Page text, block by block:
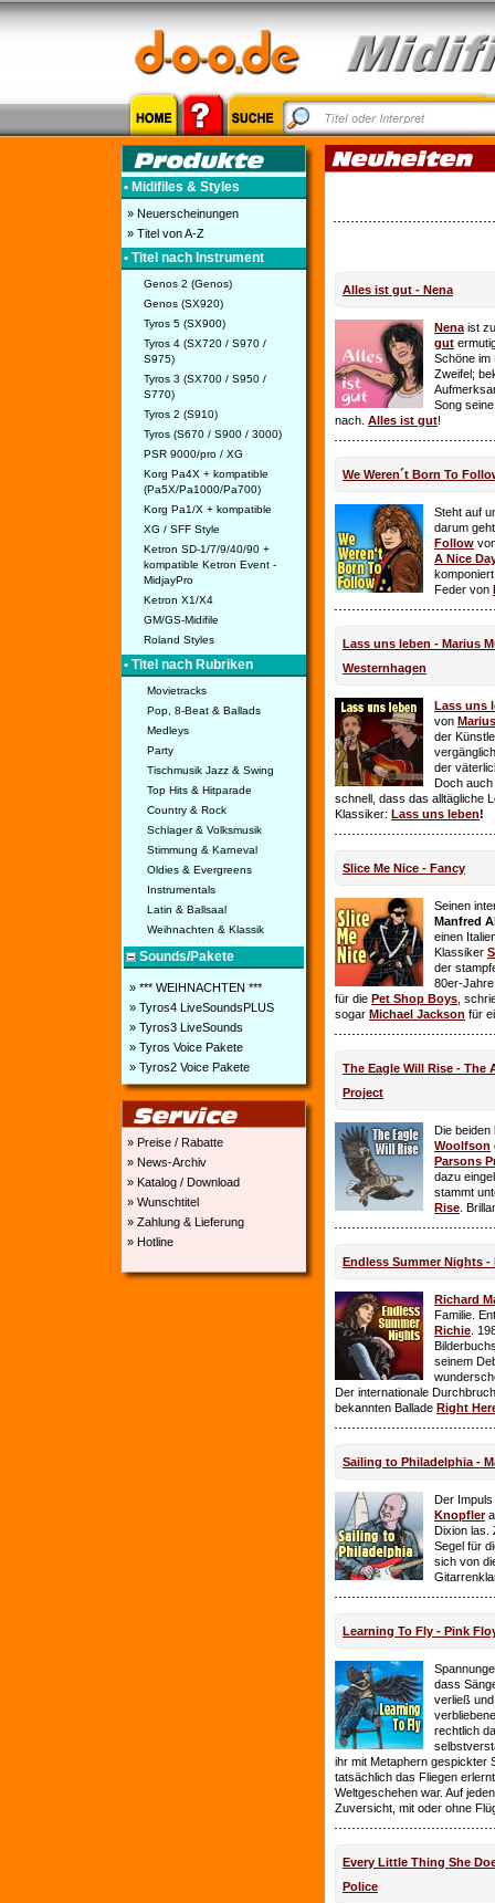
• Midifiles & Styles
» Neuerscheinungen
» Titel von A-Z
• Titel nach Instrument
Genos 2 (Genos)
Genos (SX920)
Tyros 5 (SX900)
Tyros 4 (SX720 / S970 /
S975)
Tyros 3 (SX700 / S950 /
S770)
Tyros 2 (S910)
Tyros (S670 / S900 / 3000)
PSR 9000/pro / XG
Korg Pa4X + kompatible
(Pa5X/Pa1000/Pa700)
Korg Pa1/X + kompatible
XG / SFF Style
Ketron SD-1/7/9/40/90 +
kompatible Ketron Event -
MidjayPro
Ketron X1/X4
GM/GS-Midifile
Roland Styles
• Titel nach Rubriken
Movietracks
Pop, 8-Beat & Ballads
Medleys
Party
Tischmusik Jazz & Swing
Top Hits & Hitparade
Country & Rock
Schlager & Volksmusik
Stimmung & Karneval
Oldies & Evergreens
Instrumentals
Latin & Ballsaal
Weihnachten & Klassik
Sounds/Pakete
» *** WEIHNACHTEN ***
» Tyros4 LiveSoundsPLUS
» Tyros3 LiveSounds
» Tyros Voice Pakete
» Tyros2 Voice Pakete
» Preise / Rabatte
» News-Archiv
» Katalog / Download
» Wunschtitel
» Zahlung & Lieferung
» Hotline
Alles ist gut - Nena
Nena ist
gut
Schöne im
Zweifel;
Song
nach. Alles ist gut!
We Weren´t Born To
Steht auf
darum
Follow
A Nice
Feder von
Lass uns leben - Marius
Westernhagen
Lass uns
von
der
der
Doch auch
schnell, dass das alltägliche
Klassiker: Lass uns leben!
Slice Me Nice - Fancy
Seinen
Manfred
einen
Klassiker
der
80er-
für die Pet Shop Boys ,
sogar Michael Jackson für
The Eagle Will Rise - The
Project
Die beiden
Woolfson
Parsons
dazu
stammt
Rise .
Endless Summer Nights -
Richard
Familie.
Richie .
seinem
Der internationale
bekannten Ballade Right
Sailing to Philadelphia -
Der
Knopfler
Dixion las.
Segel für
sich von
Learning To Fly - Pink
dass
verließ
rechtlich
ihr mit Metaphern gespickter
tatsächlich das Fliegen
Weltgeschehen war. Auf
Zuversicht, mit oder ohne
Every Little Thing She
Police